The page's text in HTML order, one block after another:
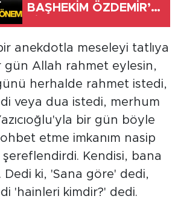
BAŞHEKİM ÖZDEMİR’E
anekdotla meseleyi tatlıya
gün Allah rahmet eylesin,
herhalde rahmet istedi,
veya dua istedi, merhum
bir gün böyle
etme imkanım nasip
Kendisi, bana
Dedi ki, 'Sana göre' dedi,
'hainleri kimdir?' dedi.